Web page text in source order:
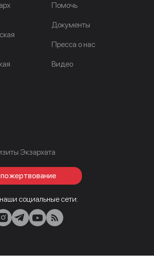
Помочь
Документы
Пресса о нас
Видео
Экзархата
социальные сети: